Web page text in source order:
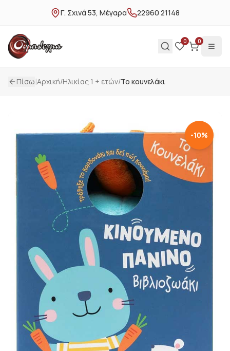
Γ. Σχινά 53, Μέγαρα 22960 21148
0 0
Πίσω|Αρχική/Ηλικίας 1 + ετών/Το κουνελάκι
-10%